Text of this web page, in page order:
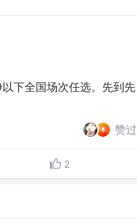
下全国场次任选。先到先
赞过
2